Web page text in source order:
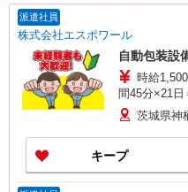
派遣社員
株式会社エスポワール
自動包装設
時給1,500円 〈月収例〉 時給1,500円
間45分×21日＝244,125
途支給 残業次第
能(*^-^*)
茨城県神
キープ